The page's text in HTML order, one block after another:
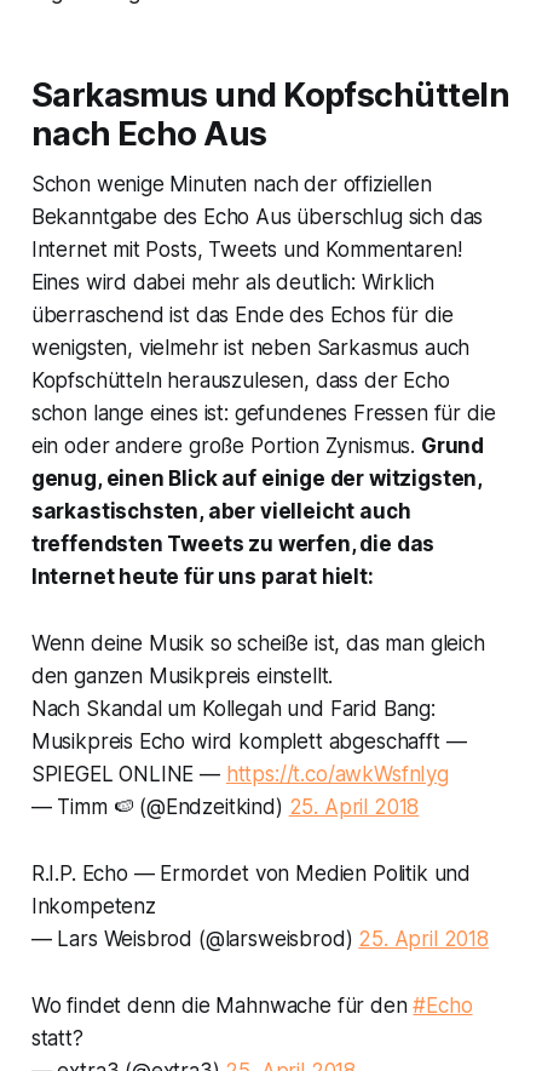
Sarkasmus und Kopfschütteln
nach Echo Aus
Schon wenige Minuten nach der offiziellen
Bekanntgabe des Echo Aus überschlug sich das
Internet mit Posts, Tweets und Kommentaren!
Eines wird dabei mehr als deutlich: Wirklich
überraschend ist das Ende des Echos für die
wenigsten, vielmehr ist neben Sarkasmus auch
Kopfschütteln herauszulesen, dass der Echo
schon lange eines ist: gefundenes Fressen für die
ein oder andere große Portion Zynismus. Grund
genug, einen Blick auf einige der witzigsten,
sarkastischsten, aber vielleicht auch
treffendsten Tweets zu werfen, die das
Internet heute für uns parat hielt:
Wenn deine Musik so scheiße ist, das man gleich
den ganzen Musikpreis einstellt.
Nach Skandal um Kollegah und Farid Bang:
Musikpreis Echo wird komplett abgeschafft —
SPIEGEL ONLINE — https://t.co/awkWsfnIyg
— Timm 🍉 (@Endzeitkind) 25. April 2018
R.I.P. Echo — Ermordet von Medien Politik und
Inkompetenz
— Lars Weisbrod (@larsweisbrod) 25. April 2018
Wo findet denn die Mahnwache für den#Echo
statt?